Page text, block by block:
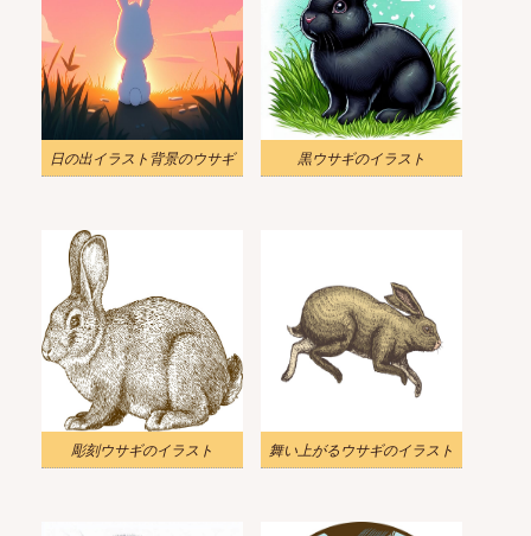
日の出イラスト背景のウサギ 黒ウサギのイラスト
彫刻ウサギのイラスト 舞い上がるウサギのイラスト